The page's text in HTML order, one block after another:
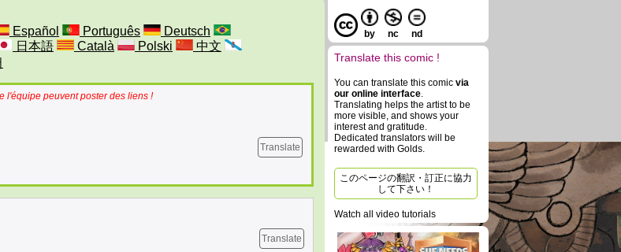
Español Português
Deutsch
日本語 Català Polski
中文
l'équipe peuvent poster des liens !
Translate
Translate
by nc nd
Translate this comic !
You can translate this comic via
our online interface.
Translating helps the artist to be
more visible, and shows your
interest and gratitude.
Dedicated translators will be
rewarded with Golds.
このページの翻訳・訂正に協力
して下さい！
Watch all video tutorials